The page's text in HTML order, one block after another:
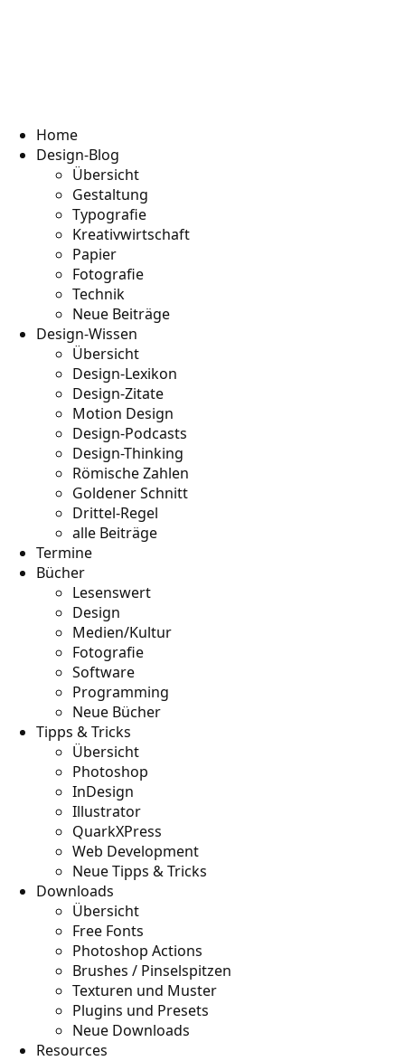
Home
Design-Blog
Übersicht
Gestaltung
Typografie
Kreativwirtschaft
Papier
Fotografie
Technik
Neue Beiträge
Design-Wissen
Übersicht
Design-Lexikon
Design-Zitate
Motion Design
Design-Podcasts
Design-Thinking
Römische Zahlen
Goldener Schnitt
Drittel-Regel
alle Beiträge
Termine
Bücher
Lesenswert
Design
Medien/Kultur
Fotografie
Software
Programming
Neue Bücher
Tipps & Tricks
Übersicht
Photoshop
InDesign
Illustrator
QuarkXPress
Web Development
Neue Tipps & Tricks
Downloads
Übersicht
Free Fonts
Photoshop Actions
Brushes / Pinselspitzen
Texturen und Muster
Plugins und Presets
Neue Downloads
Resources